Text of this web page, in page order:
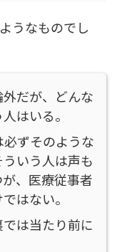
うなものでし
だが、どんな
はいる。
ずそのような
いう人は声も
、医療従事者
はない。
は当たり前に